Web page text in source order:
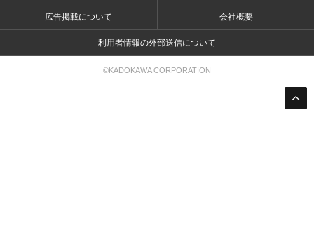
広告掲載について 会社概要
利用者情報の外部送信について
©KADOKAWA CORPORATION